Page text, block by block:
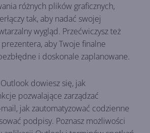
różnych plików graficznych,
tak, aby nadać swojej
wygląd. Przećwiczysz też
aby Twoje finalne
i doskonale zaplanowane.
dowiesz się, jak
pozwalające zarządzać
jak zautomatyzować codzienne
podpisy. Poznasz możliwości